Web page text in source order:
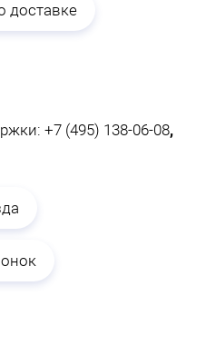
доставке
+7 (495) 138-06-08,